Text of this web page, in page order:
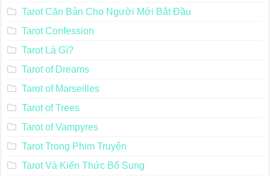
Tarot Căn Bản Cho Người Mới Bắt Đầu
Tarot Confession
Tarot Là Gì?
Tarot of Dreams
Tarot of Marseilles
Tarot of Trees
Tarot of Vampyres
Tarot Trong Phim Truyện
Tarot Và Kiến Thức Bổ Sung